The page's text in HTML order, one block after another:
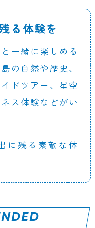
る体験を
一緒に楽しめる
の自然や歴史、
ドツアー、星空
ス体験などがい
に残る素敵な体